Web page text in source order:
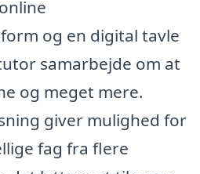
og en digital tavle
samarbejde om at
og meget mere.
giver mulighed for
fag fra flere